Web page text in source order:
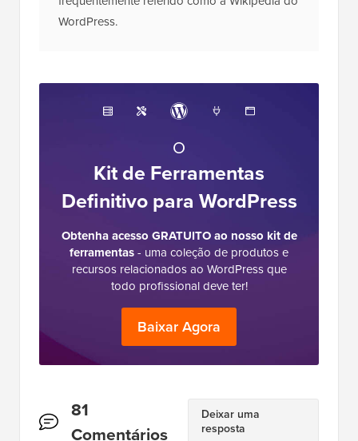
WordPress.
O
Kit de Ferramentas
Definitivo para WordPress
Obtenha acesso GRATUITO ao nosso kit de
ferramentas- uma coleção de produtos e
recursos relacionados ao WordPress que
todo profissional deve ter!
Baixar Agora
Interações
do
81
Comentários
Deixar uma
resposta